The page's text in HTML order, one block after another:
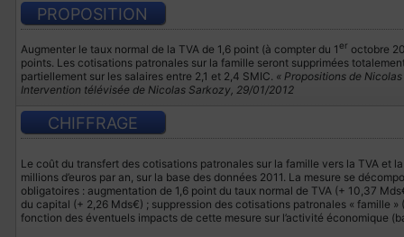
PROPOSITION
Augmenter le taux normal de la TVA de 1,6 point (à compter du 1er octobre
points. Les cotisations patronales sur la famille seront supprimées
partiellement sur les salaires entre 2,1 et 2,4 SMIC. « Propositions de
Intervention télévisée de Nicolas Sarkozy, 29/01/2012
CHIFFRAGE
Le coût du transfert des cotisations patronales sur la famille vers la TVA et
millions d’euros par an, sur la base des données 2011. La mesure se
obligatoires : augmentation de 1,6 point du taux normal de TVA (+ 10,37
du capital (+ 2,26 Mds€) ; suppression des cotisations patronales « famille
fonction des éventuels impacts de cette mesure sur l’activité économique